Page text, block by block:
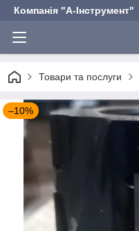
Компанія "А-Інструмент"
Товари та послуги
–10%